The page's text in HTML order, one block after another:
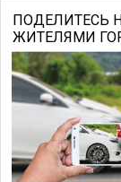
ПОДЕЛИТЕСЬ
ЖИТЕЛЯМИ